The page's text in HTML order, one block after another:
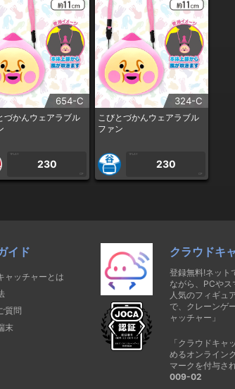
654-C
づかんウェアラブル
1PLAY
230
CP
324-C
こびとづかんウェアラブル
ファン
1PLAY
230
CP
イド
ャッチャーとは
質問
末
クラウドキ
登録無料!ネット
ながら、PCや
人気のフィギュ
で、クレーンゲ
ャッチャー」
「クラウドキ
めるオンライン
マークを付与さ
009-02